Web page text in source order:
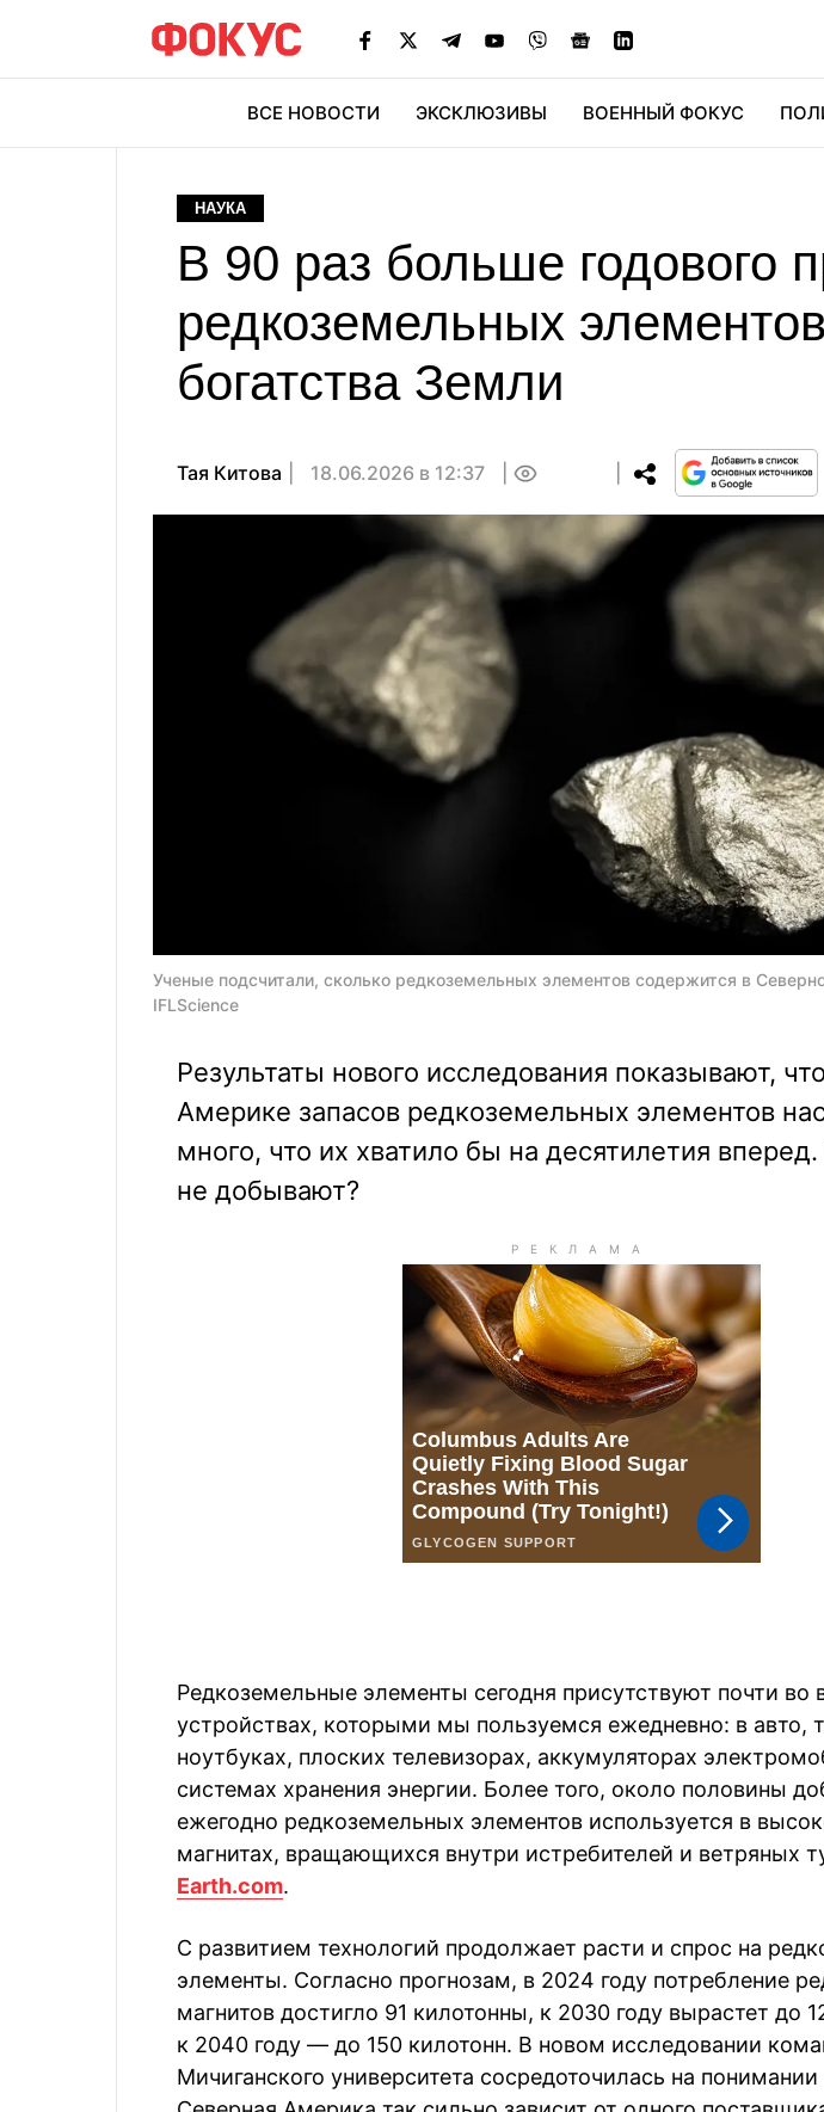
ВСЕ НОВОСТИ ЭКСКЛЮЗИВЫ ВОЕННЫЙ ФОКУС
НАУКА
В 90 раз больше годового
редкоземельных
богатства Земли
Тая Китова 18.06.2026 в 12:37
Ученые подсчитали, сколько редкоземельных элементов содержится в
IFLScience
Результаты нового исследования показывают,
Америке запасов редкоземельных элементов
много, что их хватило бы на десятилетия
не добывают?
Редкоземельные элементы сегодня присутствуют почти во
устройствах, которыми мы пользуемся ежедневно: в авто,
ноутбуках, плоских телевизорах, аккумуляторах
системах хранения энергии. Более того, около половины
ежегодно редкоземельных элементов используется в
магнитах, вращающихся внутри истребителей и ветряных
Earth.com.
С развитием технологий продолжает расти и спрос на
элементы. Согласно прогнозам, в 2024 году потребление
магнитов достигло 91 килотонны, к 2030 году вырастет до
к 2040 году — до 150 килотонн. В новом исследовании
Мичиганского университета сосредоточилась на